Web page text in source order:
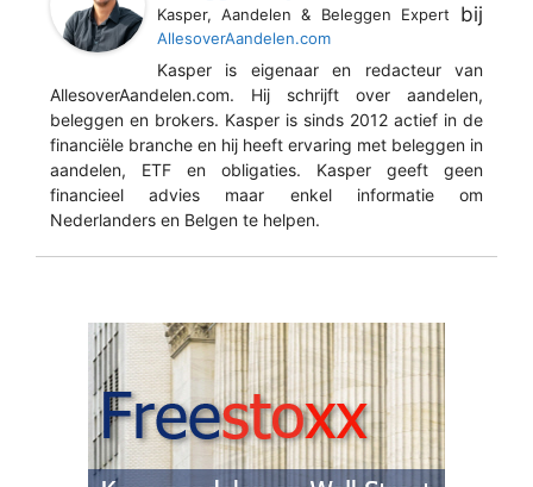
Kasper, Aandelen & Beleggen Expert bij
AllesoverAandelen.com
Kasper is eigenaar en redacteur van
AllesoverAandelen.com. Hij schrijft over aandelen,
beleggen en brokers. Kasper is sinds 2012 actief in de
financiële branche en hij heeft ervaring met beleggen in
aandelen, ETF en obligaties. Kasper geeft geen
financieel advies maar enkel informatie om
Nederlanders en Belgen te helpen.